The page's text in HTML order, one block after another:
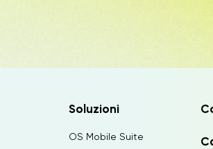
Soluzioni
OS Mobile Suite